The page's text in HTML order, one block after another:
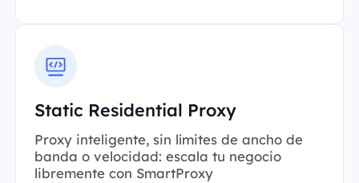
Static Residential Proxy
Proxy inteligente, sin límites de ancho de
banda o velocidad: escala tu negocio
libremente con SmartProxy